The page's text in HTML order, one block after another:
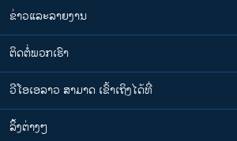
ຂ່າວແລະລາຍງານ
ຕິດຕໍ່ພວກເຮົາ
ວີໂອເອລາວ ສາມາດ ເຂົ້າເຖິງໄດ້ທີ່
​ລິ້ງ​ຕ່າງໆ